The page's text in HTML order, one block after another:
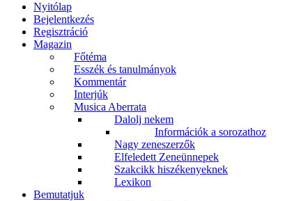
Nyitólap
Bejelentkezés
Regisztráció
Magazin
Főtéma
Esszék és tanulmányok
Kommentár
Interjúk
Musica Aberrata
Dalolj nekem
Információk a sorozathoz
Nagy zeneszerzők
Elfeledett Zeneünnepek
Szakcikk hiszékenyeknek
Lexikon
Bemutatjuk